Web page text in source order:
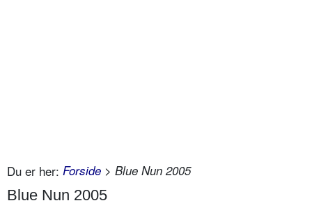
Du er her: Forside > Blue Nun 2005
Blue Nun 2005